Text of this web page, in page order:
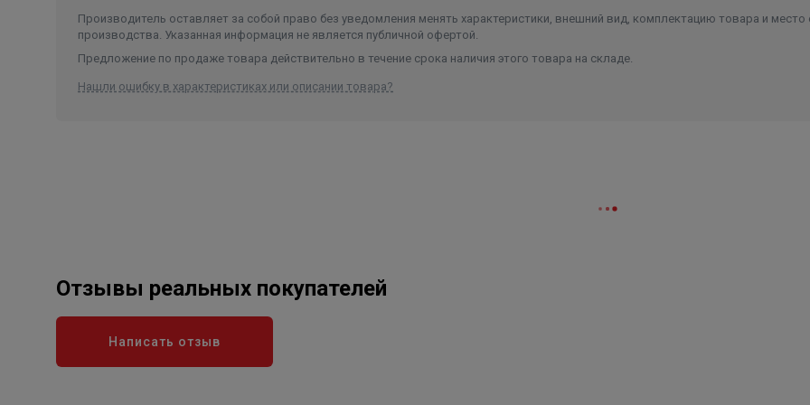
Производитель оставляет за собой право без уведомления менять характеристики, внешний вид, комплектацию товара и место
производства. Указанная информация не является публичной офертой.
Предложение по продаже товара действительно в течение срока наличия этого товара на складе.
Нашли ошибку в характеристиках или описании товара?
Отзывы реальных покупателей
Написать отзыв